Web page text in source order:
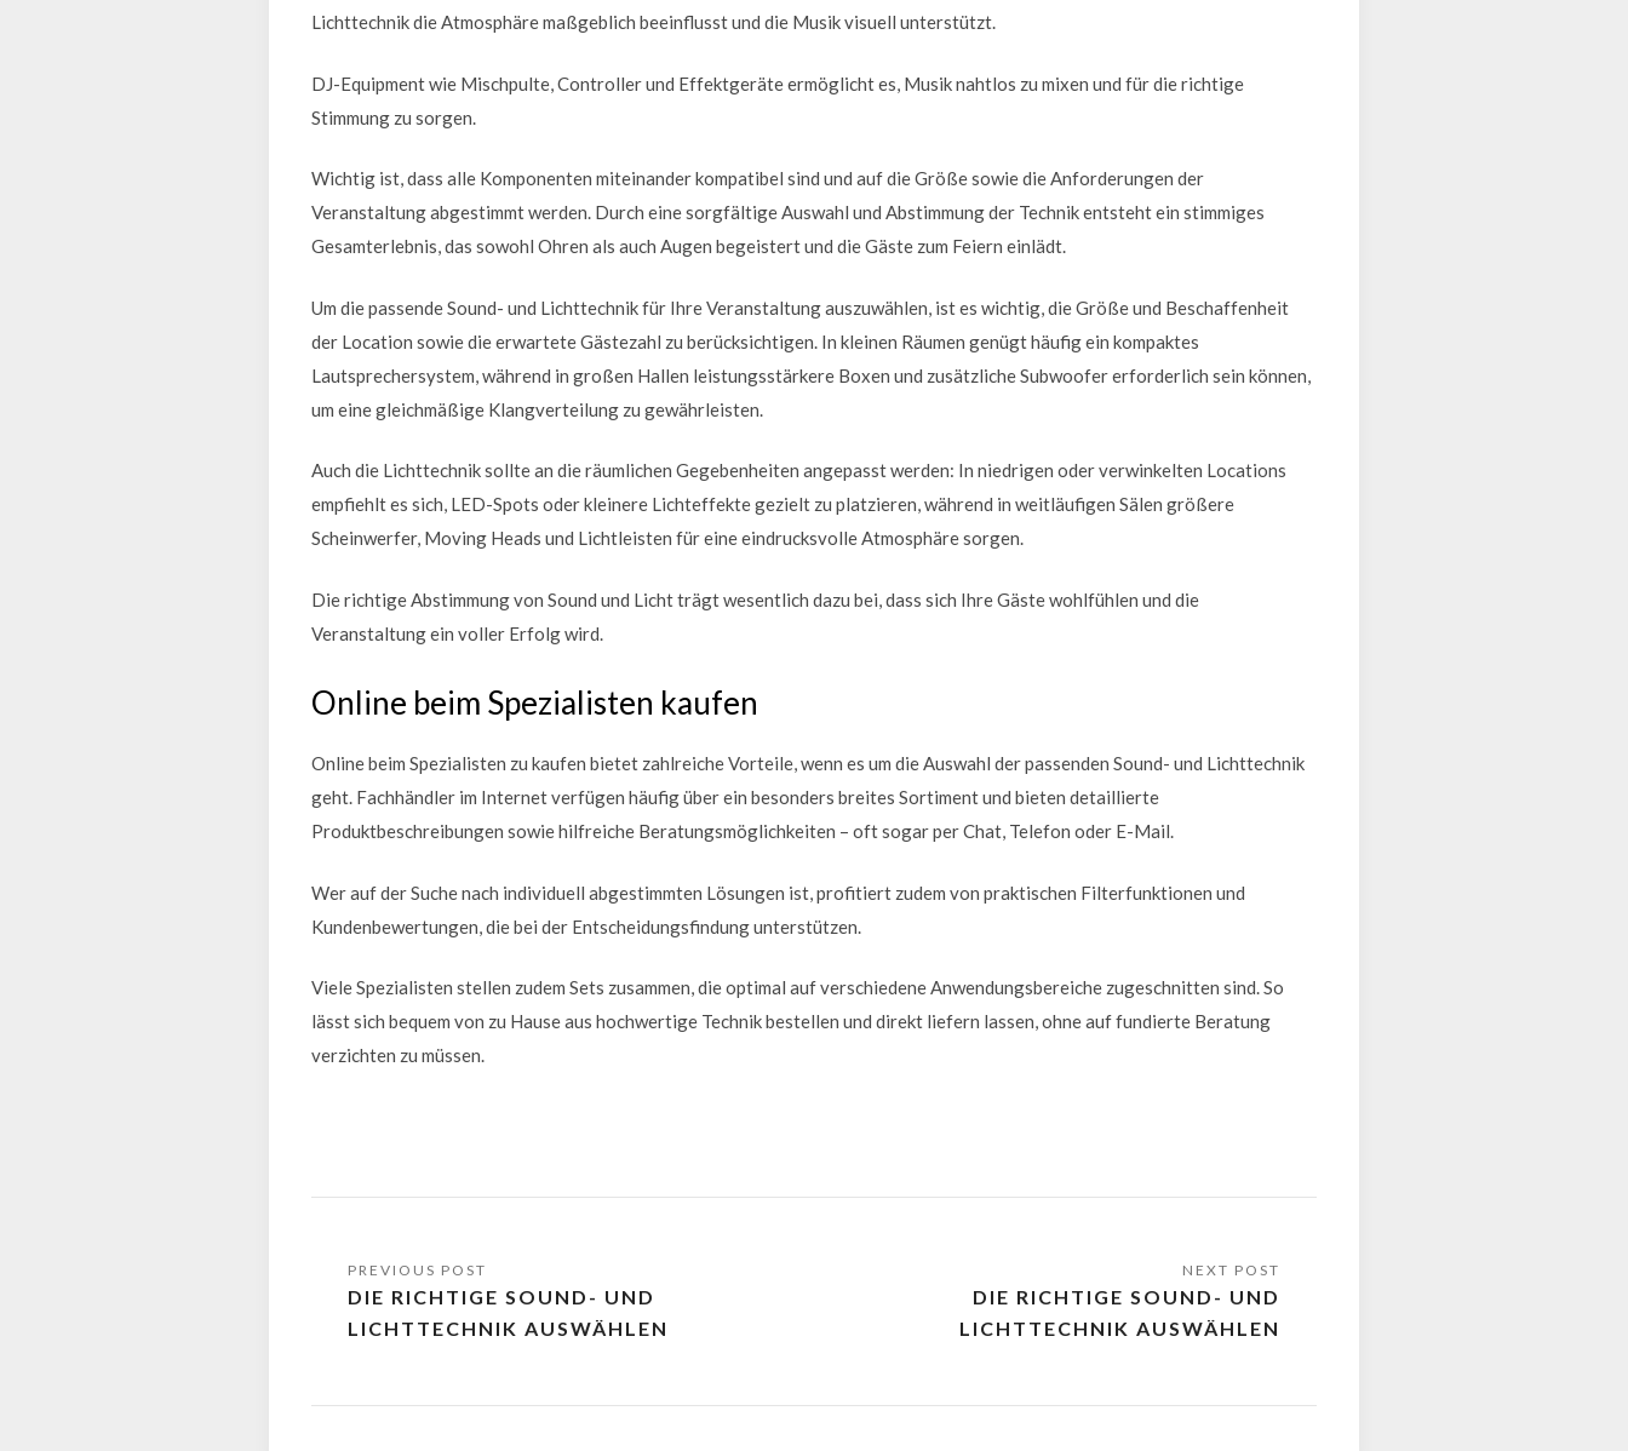
Lichttechnik die Atmosphäre maßgeblich beeinflusst und die Musik visuell unterstützt.
DJ-Equipment wie Mischpulte, Controller und Effektgeräte ermöglicht es, Musik nahtlos zu mixen und für die richtige
Stimmung zu sorgen.
Wichtig ist, dass alle Komponenten miteinander kompatibel sind und auf die Größe sowie die Anforderungen der
Veranstaltung abgestimmt werden. Durch eine sorgfältige Auswahl und Abstimmung der Technik entsteht ein stimmiges
Gesamterlebnis, das sowohl Ohren als auch Augen begeistert und die Gäste zum Feiern einlädt.
Um die passende Sound- und Lichttechnik für Ihre Veranstaltung auszuwählen, ist es wichtig, die Größe und Beschaffenheit
der Location sowie die erwartete Gästezahl zu berücksichtigen. In kleinen Räumen genügt häufig ein kompaktes
Lautsprechersystem, während in großen Hallen leistungsstärkere Boxen und zusätzliche Subwoofer erforderlich sein können,
um eine gleichmäßige Klangverteilung zu gewährleisten.
Auch die Lichttechnik sollte an die räumlichen Gegebenheiten angepasst werden: In niedrigen oder verwinkelten Locations
empfiehlt es sich, LED-Spots oder kleinere Lichteffekte gezielt zu platzieren, während in weitläufigen Sälen größere
Scheinwerfer, Moving Heads und Lichtleisten für eine eindrucksvolle Atmosphäre sorgen.
Die richtige Abstimmung von Sound und Licht trägt wesentlich dazu bei, dass sich Ihre Gäste wohlfühlen und die
Veranstaltung ein voller Erfolg wird.
Online beim Spezialisten kaufen
Online beim Spezialisten zu kaufen bietet zahlreiche Vorteile, wenn es um die Auswahl der passenden Sound- und Lichttechnik
geht. Fachhändler im Internet verfügen häufig über ein besonders breites Sortiment und bieten detaillierte
Produktbeschreibungen sowie hilfreiche Beratungsmöglichkeiten – oft sogar per Chat, Telefon oder E-Mail.
Wer auf der Suche nach individuell abgestimmten Lösungen ist, profitiert zudem von praktischen Filterfunktionen und
Kundenbewertungen, die bei der Entscheidungsfindung unterstützen.
Viele Spezialisten stellen zudem Sets zusammen, die optimal auf verschiedene Anwendungsbereiche zugeschnitten sind. So
lässt sich bequem von zu Hause aus hochwertige Technik bestellen und direkt liefern lassen, ohne auf fundierte Beratung
verzichten zu müssen.
DIE RICHTIGE SOUND- UND
LICHTTECHNIK AUSWÄHLEN
DIE RICHTIGE SOUND- UND
LICHTTECHNIK AUSWÄHLEN